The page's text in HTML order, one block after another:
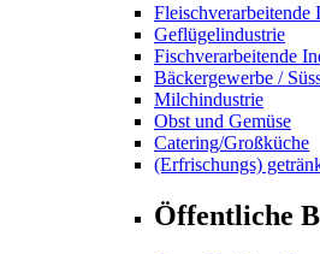
Fleischverarbeitende
Geflügelindustrie
Fischverarbeitende
Bäckergewerbe /
Milchindustrie
Obst und Gemüse
Catering/Großküche
(Erfrischungs)
Öffentliche